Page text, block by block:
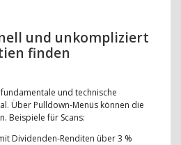
und unkompliziert
finden
und technische
Über Pulldown-Menüs können die
Beispiele für Scans:
Dividenden-Renditen über 3 %